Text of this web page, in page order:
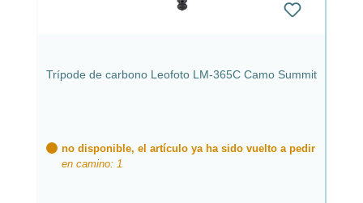
Trípode de carbono Leofoto LM-365C Camo Summit
no disponible, el artículo ya ha sido vuelto a pedir
en camino: 1